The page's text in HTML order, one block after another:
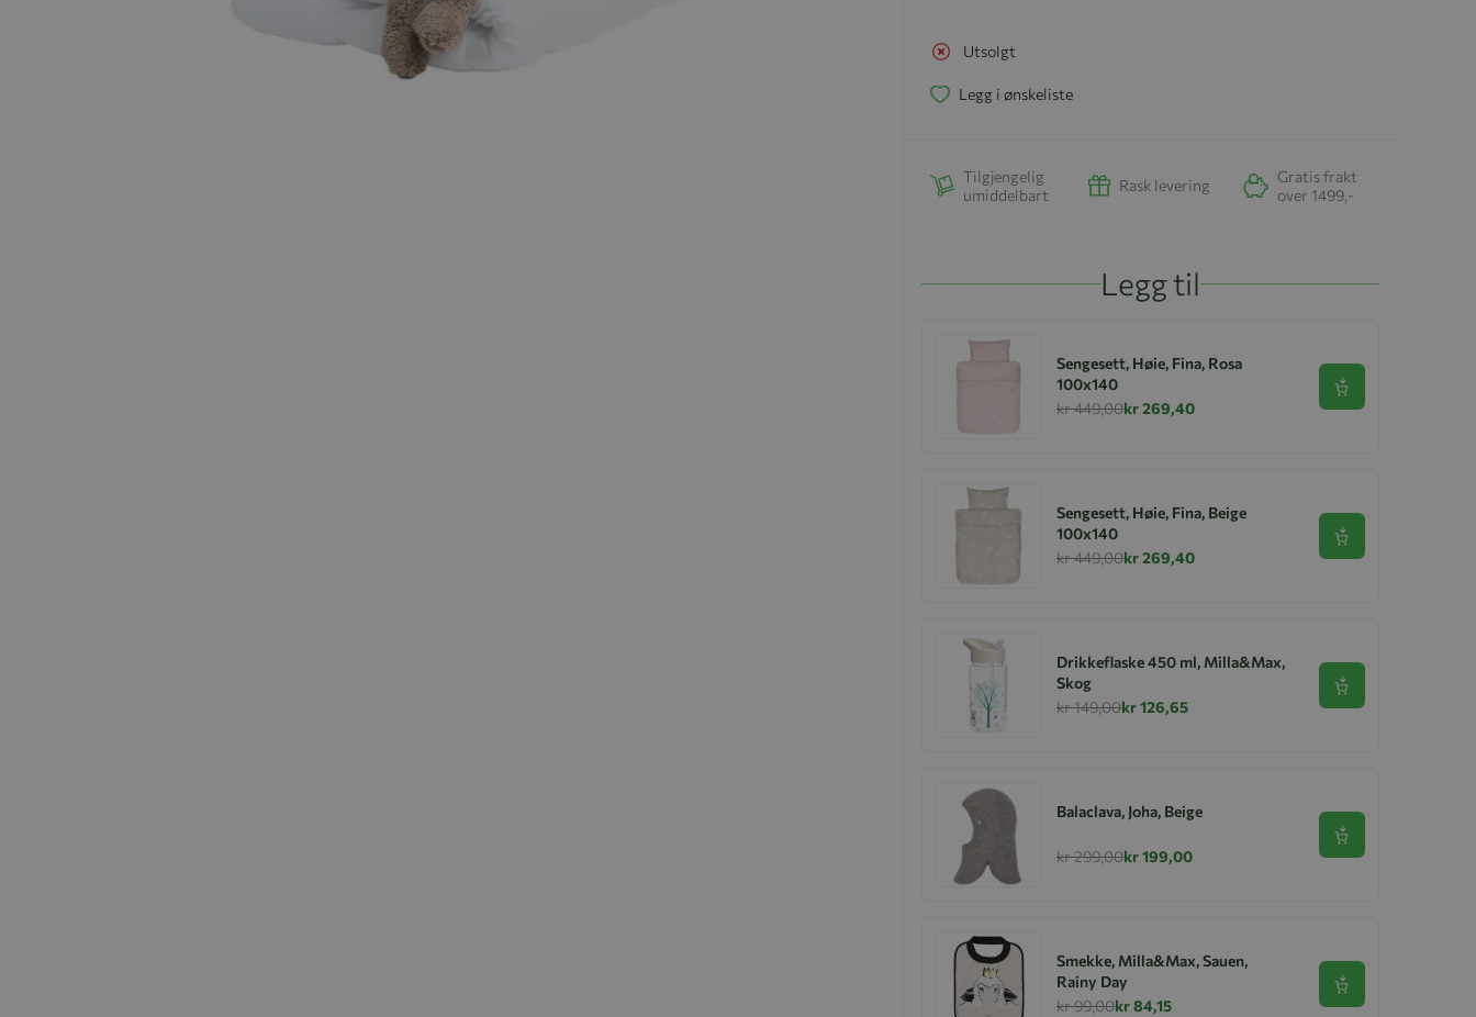
Utsolgt
Legg i ønskeliste
Tilgjengelig
umiddelbart
Rask levering
Gratis frakt
over 1499,-
Legg til
Sengesett, Høie, Fina, Rosa
100x140
kr 449,00kr 269,40
Se produkt
Sengesett, Høie, Fina, Beige
100x140
kr 449,00kr 269,40
Se produkt
Drikkeflaske 450 ml, Milla&Max,
Skog
kr 149,00kr 126,65
Se produkt
Balaclava, Joha, Beige
kr 299,00kr 199,00
Se produkt
Smekke, Milla&Max, Sauen,
Rainy Day
kr 99,00kr 84,15
Se produkt